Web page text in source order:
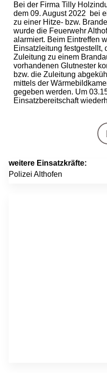
Bei der Firma Tilly
dem 09. August 2022 bei
zu einer Hitze- bzw.
wurde die Feuerwehr
alarmiert. Beim Eintreffen
Einsatzleitung festgestellt,
Zuleitung zu einem
vorhandenen Glutnester
bzw. die Zuleitung
mittels der
gegeben werden. Um
Einsatzbereitschaft
weitere Einsatzkräfte:
Polizei Althofen